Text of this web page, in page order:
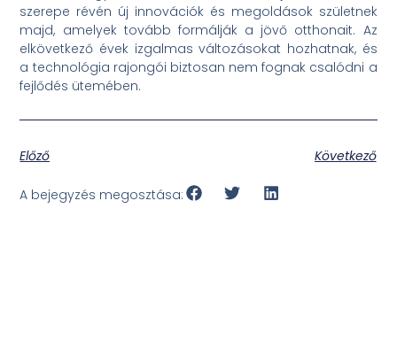
szerepe révén új innovációk és megoldások születnek
majd, amelyek tovább formálják a jövő otthonait. Az
elkövetkező évek izgalmas változásokat hozhatnak, és
a technológia rajongói biztosan nem fognak csalódni a
fejlődés ütemében.
Előző Következő
A bejegyzés megosztása: